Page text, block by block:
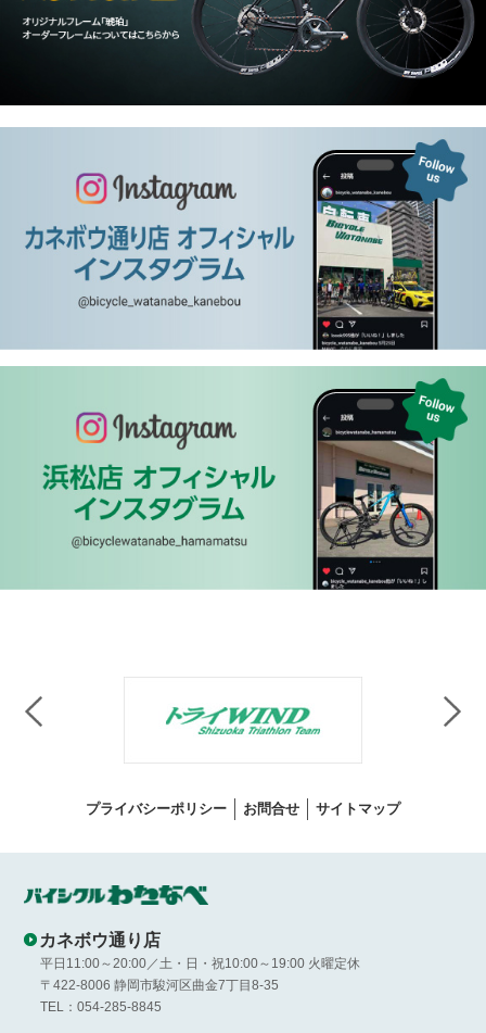
プライバシーポリシー お問合せ サイトマップ
カネボウ通り店
平日11:00～20:00／土・日・祝10:00～19:00 火曜定休
〒422-8006 静岡市駿河区曲金7丁目8-35
TEL：054-285-8845